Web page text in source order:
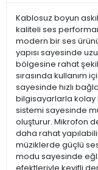
Kablosuz boyun
kaliteli ses
modern bir ses
yapısı sayesinde
bölgesine rahat
sırasında kullanım
sayesinde hızlı
bilgisayarlarla kolay
sistemi sayesinde
oluşturur. Mikrofon
daha rahat
müziklerde güçlü
modu sayesinde